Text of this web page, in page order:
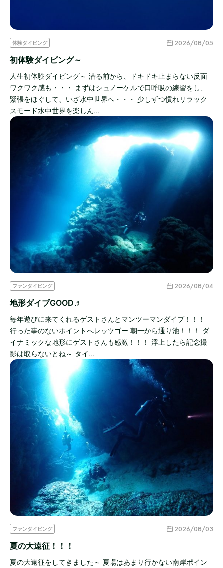
体験ダイビング 2026/08/05
初体験ダイビング～
人生初体験ダイビング～ 潜る前から、ドキドキ止まらない反面
ワクワク感も・・・ まずはシュノーケルで口呼吸の練習をし、
緊張をほぐして、いざ水中世界へ・・・ 少しずつ慣れリラック
スモード水中世界を楽しん…
ファンダイビング 2026/08/04
地形ダイブGOOD♬
毎年遊びに来てくれるゲストさんとマンツーマンダイブ！！！
行った事のないポイントへレッツゴー 朝一から通り池！！！ ダ
イナミックな地形にゲストさんも感激！！！ 浮上したら記念撮
影は取らないとね～ タイ…
ファンダイビング 2026/08/03
夏の大遠征！！！
夏の大遠征をしてきました～ 夏場はあまり行かない南岸ポイン